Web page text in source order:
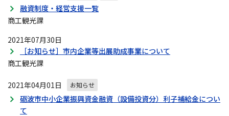
融資制度・経営支援一覧
商工観光課
2021年07月30日
［お知らせ］市内企業等出展助成事業について
商工観光課
2021年04月01日 お知らせ
砺波市中小企業振興資金融資（設備投資分）利子補給金につい
て